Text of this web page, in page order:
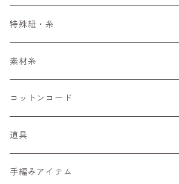
えすにっく
33m～
アソート
手染めリボンセット
くしゅくしゅリボン
フラワーリボン
特殊紐・糸
ワイヤーみたいな糸
素材糸
キラキラ
ひらひら
ぷあぷあ
コットンコード
細コード
道具
編針・網針
手編みアイテム